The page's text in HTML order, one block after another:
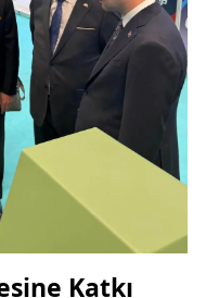
Katkı